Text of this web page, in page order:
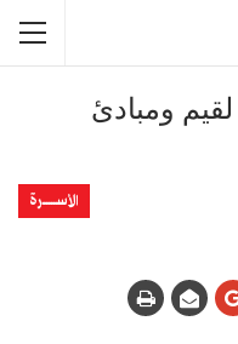
ومبادئ
الأســــــرة